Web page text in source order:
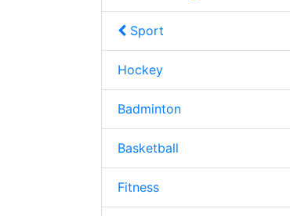
Sport
Hockey
Badminton
Basketball
Fitness